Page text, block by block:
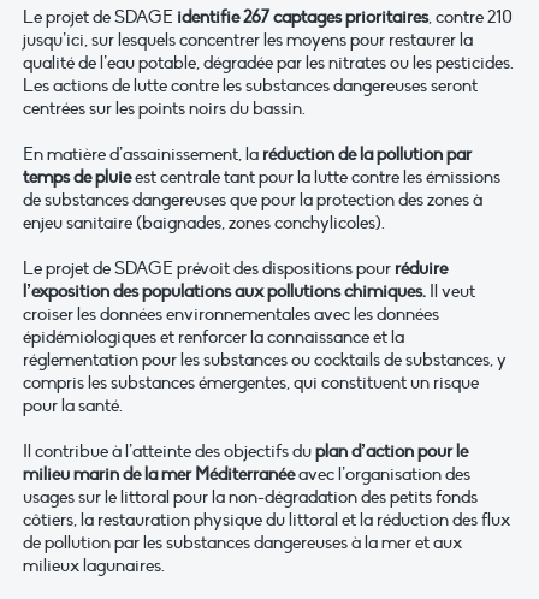
Le projet de SDAGE identifie 267 captages prioritaires, contre 210
jusqu’ici, sur lesquels concentrer les moyens pour restaurer la
qualité de l’eau potable, dégradée par les nitrates ou les pesticides.
Les actions de lutte contre les substances dangereuses seront
centrées sur les points noirs du bassin.
En matière d’assainissement, la réduction de la pollution par
temps de pluieest centrale tant pour la lutte contre les émissions
de substances dangereuses que pour la protection des zones à
enjeu sanitaire (baignades, zones conchylicoles).
Le projet de SDAGE prévoit des dispositions pour réduire
l’exposition des populations aux pollutions chimiques. Il veut
croiser les données environnementales avec les données
épidémiologiques et renforcer la connaissance et la
réglementation pour les substances ou cocktails de substances, y
compris les substances émergentes, qui constituent un risque
pour la santé.
Il contribue à l’atteinte des objectifs duplan d’action pour le
milieu marin de la mer Méditerranéeavec l’organisation des
usages sur le littoral pour la non-dégradation des petits fonds
côtiers, la restauration physique du littoral et la réduction des flux
de pollution par les substances dangereuses à la mer et aux
milieux lagunaires.